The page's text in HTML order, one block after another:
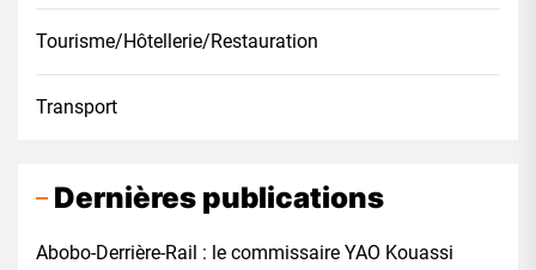
Tourisme/Hôtellerie/Restauration
Transport
Dernières publications
Abobo-Derrière-Rail : le commissaire YAO Kouassi